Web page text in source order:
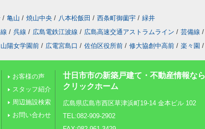
/ 亀山 / 焼山中央 / 八本松飯田 / 西条町御薗宇 / 緑井
/ 呉線 / 広島電鉄江波線 / 広島高速交通アストラムライン / 芸備線 /
山陽女学園前 / 広電宮島口 / 佐伯区役所前 / 修大協創中高前 / 楽々園 /
お客様の声
スタッフ紹介
周辺施設検索
お問い合わせ
廿日市市の新築戸建て・不動産情報なら
クリックホーム
広島県広島市西区草津浜町19-14 金本ビル 102
TEL:082-909-2902